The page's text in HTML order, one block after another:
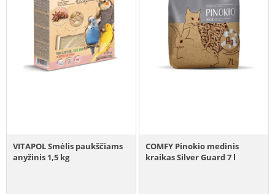
VITAPOL Smėlis paukščiams
anyžinis 1,5 kg
COMFY Pinokio medinis
kraikas Silver Guard 7 l